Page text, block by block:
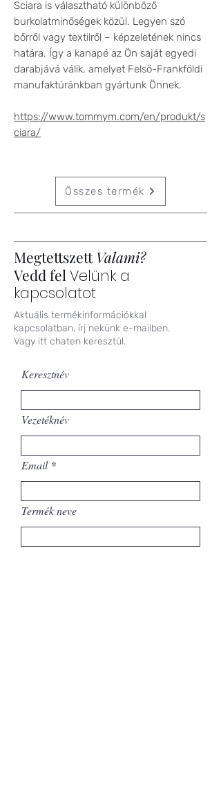
Sciara is választható különböző
burkolatminőségek közül. Legyen szó
bőrről vagy textilről – képzeletének nincs
határa. Így a kanapé az Ön saját egyedi
darabjává válik, amelyet Felső-Frankföldi
manufaktúránkban gyártunk Önnek.
https://www.tommym.com/en/produkt/s
ciara/
Összes termék
Megtettszett Valami?
Vedd fel Velünk a
kapcsolatot
Aktuális termékinformációkkal
kapcsolatban, írj nekünk e-mailben.
Vagy itt chaten keresztül.
Keresztnév
Vezetéknév
Email
Termék neve